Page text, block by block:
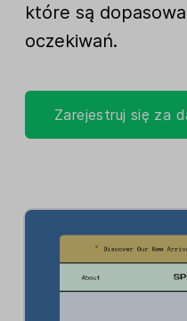
które są
oczekiwań.
Zarejestruj się za